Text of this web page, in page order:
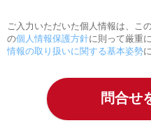
ご入力いただいた個人情報は、こ
の個人情報保護方針に則って厳重
情報の取り扱いに関する基本姿勢